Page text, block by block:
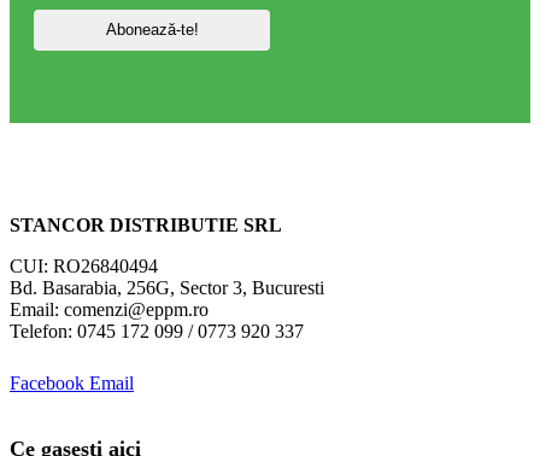
STANCOR DISTRIBUTIE SRL
CUI: RO26840494
Bd. Basarabia, 256G, Sector 3, Bucuresti
Email: comenzi@eppm.ro
Telefon: 0745 172 099 / 0773 920 337
Facebook Email
Ce gasesti aici